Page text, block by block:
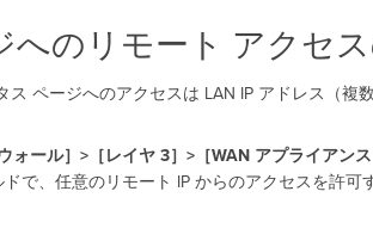
へのリモート アクセ
ページへのアクセスは LAN IP アドレス（
ォール］>［レイヤ 3］>［WAN アプライアンス
で、任意のリモート IP からのアクセスを許